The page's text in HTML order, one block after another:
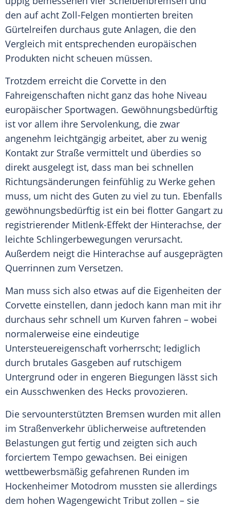
den auf acht Zoll-Felgen montierten breiten
Gürtelreifen durchaus gute Anlagen, die den
Vergleich mit entsprechenden europäischen
Produkten nicht scheuen müssen.
Trotzdem erreicht die Corvette in den
Fahreigenschaften nicht ganz das hohe Niveau
europäischer Sportwagen. Gewöhnungsbedürftig
ist vor allem ihre Servolenkung, die zwar
angenehm leichtgängig arbeitet, aber zu wenig
Kontakt zur Straße vermittelt und überdies so
direkt ausgelegt ist, dass man bei schnellen
Richtungsänderungen feinfühlig zu Werke gehen
muss, um nicht des Guten zu viel zu tun. Ebenfalls
gewöhnungsbedürftig ist ein bei flotter Gangart zu
registrierender Mitlenk-Effekt der Hinterachse, der
leichte Schlingerbewegungen verursacht.
Außerdem neigt die Hinterachse auf ausgeprägten
Querrinnen zum Versetzen.
Man muss sich also etwas auf die Eigenheiten der
Corvette einstellen, dann jedoch kann man mit ihr
durchaus sehr schnell um Kurven fahren – wobei
normalerweise eine eindeutige
Untersteuereigenschaft vorherrscht; lediglich
durch brutales Gasgeben auf rutschigem
Untergrund oder in engeren Biegungen lässt sich
ein Ausschwenken des Hecks provozieren.
Die servounterstützten Bremsen wurden mit allen
im Straßenverkehr üblicherweise auftretenden
Belastungen gut fertig und zeigten sich auch
forciertem Tempo gewachsen. Bei einigen
wettbewerbsmäßig gefahrenen Runden im
Hockenheimer Motodrom mussten sie allerdings
dem hohen Wagengewicht Tribut zollen – sie